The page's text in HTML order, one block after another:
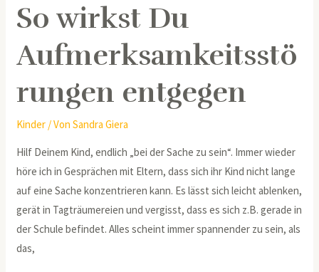
So wirkst Du
Aufmerksamkeitsstö
rungen entgegen
Kinder / VonSandra Giera
Hilf Deinem Kind, endlich „bei der Sache zu sein“. Immer wieder
höre ich in Gesprächen mit Eltern, dass sich ihr Kind nicht lange
auf eine Sache konzentrieren kann. Es lässt sich leicht ablenken,
gerät in Tagträumereien und vergisst, dass es sich z.B. gerade in
der Schule befindet. Alles scheint immer spannender zu sein, als
das,